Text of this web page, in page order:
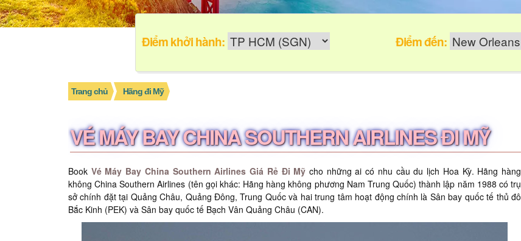
Điểm khởi hành: Điểm đến:
Trang chủ Hãng đi Mỹ
VÉ MÁY BAY CHINA SOUTHERN AIRLINES ĐI MỸ
Book Vé Máy Bay China Southern Airlines Giá Rẻ Đi Mỹ cho những ai có nhu cầu du lịch Hoa Kỳ. Hãng hàng
không China Southern Airlines (tên gọi khác: Hãng hàng không phương Nam Trung Quốc) thành lập năm 1988 có trụ
sở chính đặt tại Quảng Châu, Quảng Đông, Trung Quốc và hai trung tâm hoạt động chính là Sân bay quốc tế thủ đô
Bắc Kinh (PEK) và Sân bay quốc tế Bạch Vân Quảng Châu (CAN).